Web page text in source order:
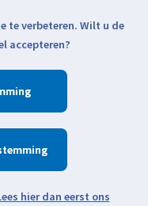
Verlanglijst
te verbeteren. Wilt u de
accepteren?